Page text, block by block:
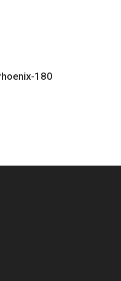
180